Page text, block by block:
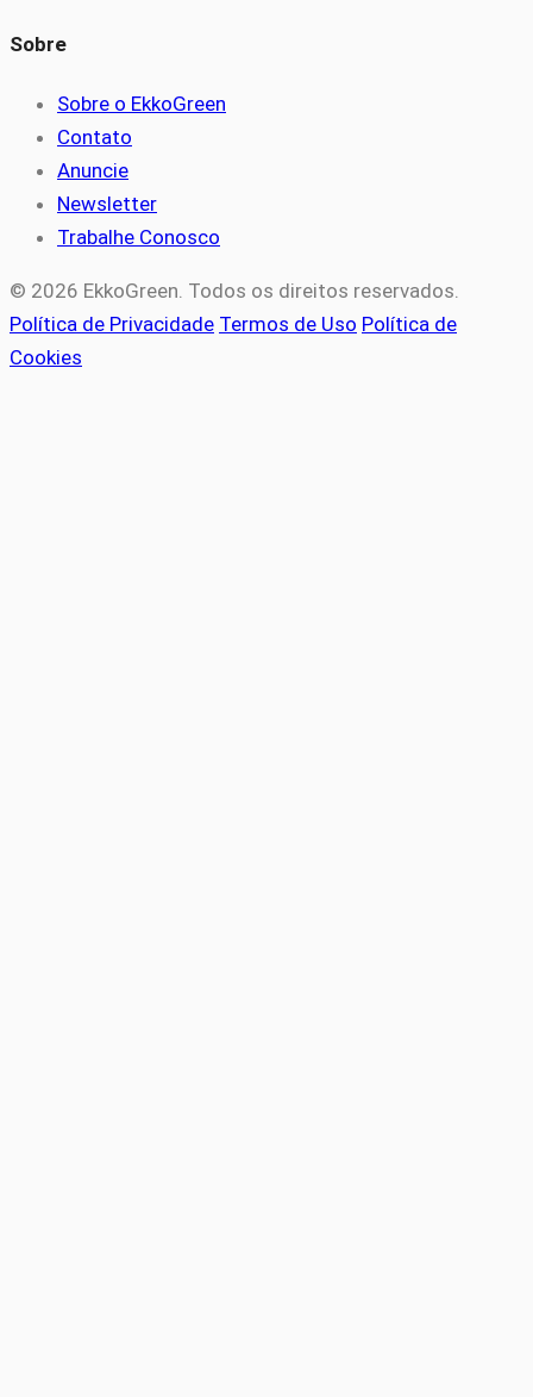
Sobre
Sobre o EkkoGreen
Contato
Anuncie
Newsletter
Trabalhe Conosco
© 2026 EkkoGreen. Todos os direitos reservados.
Política de Privacidade Termos de Uso Política de
Cookies